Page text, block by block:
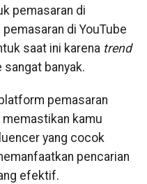
pemasaran di
di YouTube
saat ini karenatrend
banyak.
pemasaran
kamu
yang cocok
pencarian
efektif.